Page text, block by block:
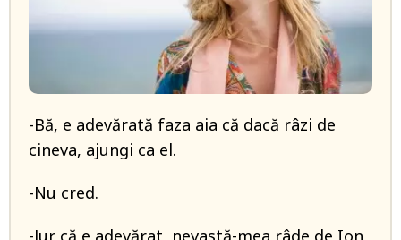
-Bă, e adevărată faza aia că dacă râzi de
cineva, ajungi ca el.
-Nu cred.
-Jur că e adevărat, nevastă-mea râde de Ion